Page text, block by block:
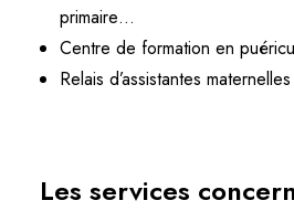
primaire…
Centre de formation en
Relais d’assistantes
Les services